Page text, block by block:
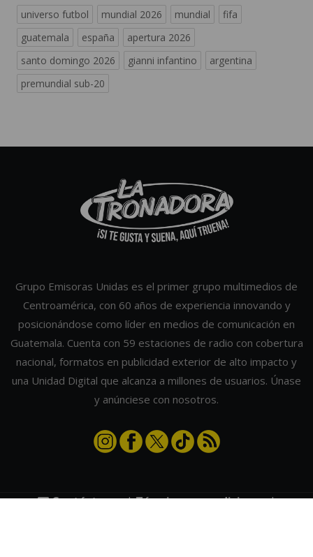
universo futbol mundial 2026 mundial
fifa
guatemala
españa
apertura 2026
santo domingo 2026
gianni infantino
argentina
premundial sub-20
Grupo Emisoras Unidas es el primer grupo multimedios de
Centroamérica, con 60 años de experiencia innovando y
posicionándose como líder en medios de comunicación en
Guatemala. Cuenta con 59 estaciones de radio con cobertura
nacional, formatos en publicidad exterior de alto impacto y
una Unidad Digital que alcanza a millones de usuarios. Únase
y anúnciese con nosotros.
Contáctanos|Términos y condiciones|